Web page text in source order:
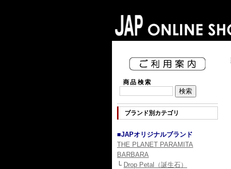
商品検索
ブランド別カテゴリ
■JAPオリジナルブランド
THE PLANET PARAMITA
BARBARA
└ Drop Petal（誕生石）